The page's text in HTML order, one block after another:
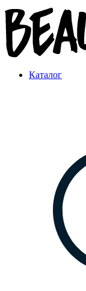
Каталог